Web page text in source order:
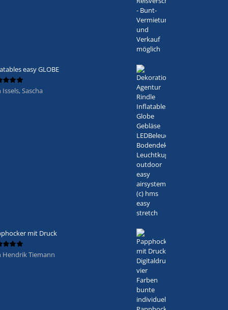
easy GLOBE
Sascha
mit Druck
Hendrik Tiemann